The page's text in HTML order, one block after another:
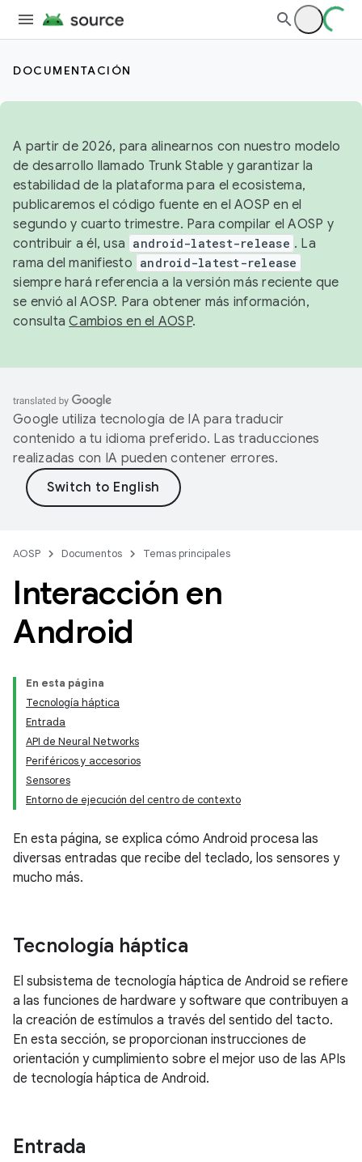
DOCUMENTACIÓN
A partir de 2026, para alinearnos con nuestro modelo
de desarrollo llamado Trunk Stable y garantizar la
estabilidad de la plataforma para el ecosistema,
publicaremos el código fuente en el AOSP en el
segundo y cuarto trimestre. Para compilar el AOSP y
contribuir a él, usa android-latest-release . La
rama del manifiesto android-latest-release
siempre hará referencia a la versión más reciente que
se envió al AOSP. Para obtener más información,
consultaCambios en el AOSP.
Google utiliza tecnología de IA para traducir
contenido a tu idioma preferido. Las traducciones
realizadas con IA pueden contener errores.
AOSP Documentos Temas principales
Interacción en
Android
En esta página
Tecnología háptica
Entrada
API de Neural Networks
Periféricos y accesorios
Sensores
Entorno de ejecución del centro de contexto
En esta página, se explica cómo Android procesa las
diversas entradas que recibe del teclado, los sensores y
mucho más.
Tecnología háptica
El subsistema de tecnología háptica de Android se refiere
a las funciones de hardware y software que contribuyen a
la creación de estímulos a través del sentido del tacto.
En esta sección, se proporcionan instrucciones de
orientación y cumplimiento sobre el mejor uso de las APIs
de tecnología háptica de Android.
Entrada